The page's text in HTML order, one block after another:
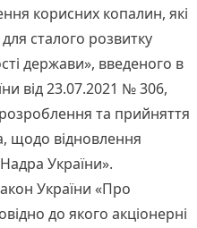
корисних копалин, які
сталого розвитку
держави», введеного в
від 23.07.2021 № 306,
та прийняття
щодо відновлення
України».
України «Про
до якого акціонерні